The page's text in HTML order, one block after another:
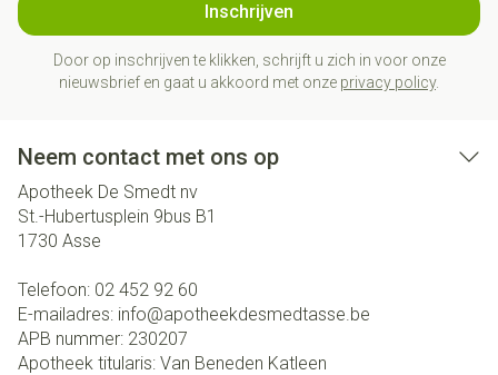
Inschrijven
Door op inschrijven te klikken, schrijft u zich in voor onze
nieuwsbrief en gaat u akkoord met onze privacy policy.
Neem contact met ons op
Apotheek De Smedt nv
St.-Hubertusplein 9bus B1
1730 Asse
Telefoon: 02 452 92 60
E-mailadres: info@apotheekdesmedtasse.be
APB nummer: 230207
Apotheek titularis: Van Beneden Katleen